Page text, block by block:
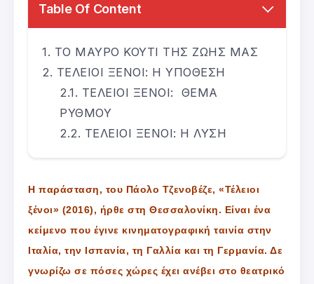
Table Of Content
ΤΟ ΜΑΥΡΟ ΚΟΥΤΙ ΤΗΣ ΖΩΗΣ ΜΑΣ
ΤΕΛΕΙΟΙ ΞΕΝΟΙ: Η ΥΠΟΘΕΣΗ
ΤΕΛΕΙΟΙ ΞΕΝΟΙ: ΘΕΜΑ
ΡΥΘΜΟΥ
ΤΕΛΕΙΟΙ ΞΕΝΟΙ: Η ΛΥΣΗ
Η παράσταση, του Πάολο Τζενοβέζε, «Τέλειοι
ξένοι» (2016), ήρθε στη Θεσσαλονίκη. Είναι ένα
κείμενο που έγινε κινηματογραφική ταινία στην
Ιταλία, την Ισπανία, τη Γαλλία και τη Γερμανία. Δε
γνωρίζω σε πόσες χώρες έχει ανέβει στο θεατρικό